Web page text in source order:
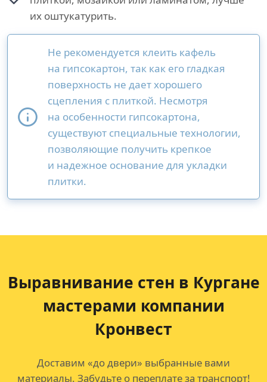
их оштукатурить.
Не рекомендуется клеить кафель
на гипсокартон, так как его гладкая
поверхность не дает хорошего
сцепления с плиткой. Несмотря
на особенности гипсокартона,
существуют специальные технологии,
позволяющие получить крепкое
и надежное основание для укладки
плитки.
Выравнивание стен в Кургане
мастерами компании
Кронвест
Доставим «до двери» выбранные вами
материалы. Забудьте о переплате за транспорт!